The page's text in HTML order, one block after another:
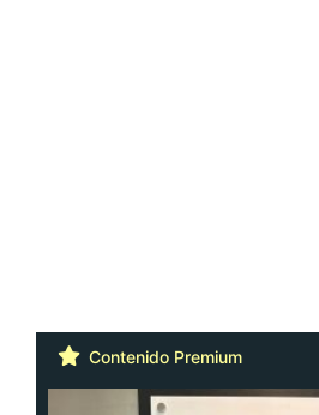
Contenido Premium